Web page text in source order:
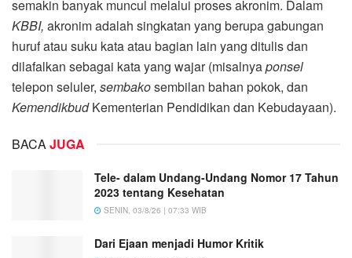
semakin banyak muncul melalui proses akronim. Dalam
KBBI, akronim adalah singkatan yang berupa gabungan
huruf atau suku kata atau bagian lain yang ditulis dan
dilafalkan sebagai kata yang wajar (misalnyaponsel
telepon seluler, sembakosembilan bahan pokok, dan
KemendikbudKementerian Pendidikan dan Kebudayaan).
BACAJUGA
Tele- dalam Undang-Undang Nomor 17 Tahun
2023 tentang Kesehatan
SENIN, 03/8/26 | 07:33 WIB
Dari Ejaan menjadi Humor Kritik